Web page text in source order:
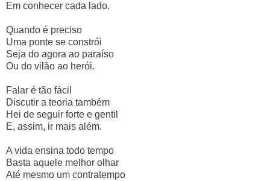
Em conhecer cada lado.
Quando é preciso
Uma ponte se constrói
Seja do agora ao paraíso
Ou do vilão ao herói.
Falar é tão fácil
Discutir a teoria também
Hei de seguir forte e gentil
E, assim, ir mais além.
A vida ensina todo tempo
Basta aquele melhor olhar
Até mesmo um contratempo